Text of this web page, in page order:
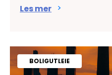
Les mer
BOLIGUTLEIE